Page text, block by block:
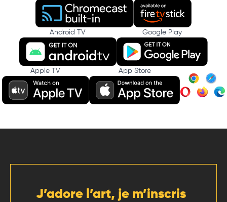
Android TV Google Play
Apple TV App Store
J’adore l’art, je m’inscris